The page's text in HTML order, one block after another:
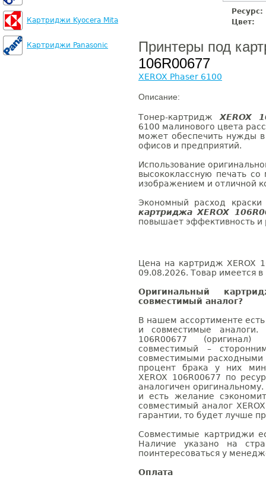
Картриджи Kyocera Mita
Картриджи Panasonic
Ресурс:
Цвет:
Принтеры под
106R00677
XEROX Phaser 6100
Описание:
Тонер-картридж XEROX
6100 малинового цвета
может обеспечить нужды
офисов и предприятий.
Использование
высококлассную печать
изображением и отличной
Экономный расход
картриджа XEROX
повышает эффективность и
Цена на картридж XEROX
09.08.2026. Товар имеется в
Оригинальный
совместимый аналог?
В нашем ассортименте
и совместимые аналоги.
106R00677
совместимый –
совместимыми расходными
процент брака у них
XEROX 106R00677 по
аналогичен
и есть желание
совместимый аналог
гарантии, то будет лучше
Совместимые картриджи
Наличие указано на
поинтересоваться у
Оплата